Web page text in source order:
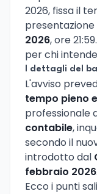
2026, fissa il
2026, ore
per chi
I dettagli del
L'avviso
tempo pieno
professionale
contabile,
secondo il
introdotto dal
febbraio 2026.
Ecco i punti